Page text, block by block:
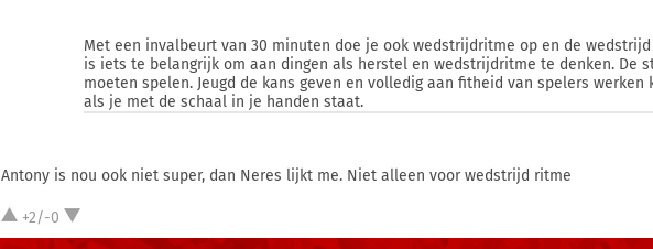
Met een invalbeurt van 30 minuten doe je ook wedstrijdritme op en de wedstrijd
is iets te belangrijk om aan dingen als herstel en wedstrijdritme te denken. De
moeten spelen. Jeugd de kans geven en volledig aan fitheid van spelers werken
als je met de schaal in je handen staat.
Antony is nou ook niet super, dan Neres lijkt me. Niet alleen voor wedstrijd ritme
+2/-0